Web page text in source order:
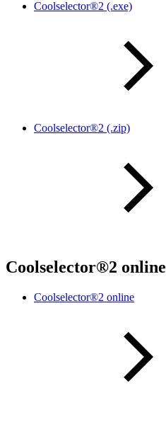
Coolselector®2 (.exe)
Coolselector®2 (.zip)
Coolselector®2 online
Coolselector®2 online